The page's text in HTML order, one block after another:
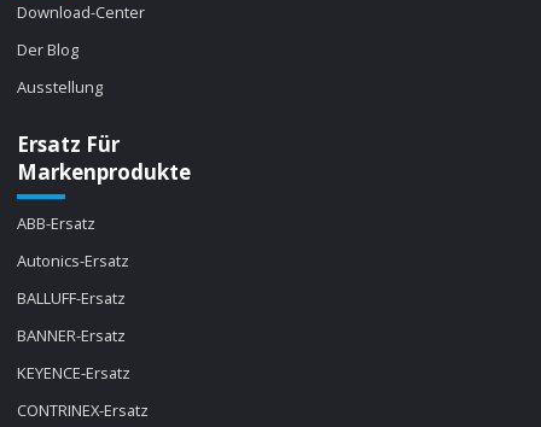
Download-Center
Der Blog
Ausstellung
Ersatz Für
Markenprodukte
ABB-Ersatz
Autonics-Ersatz
BALLUFF-Ersatz
BANNER-Ersatz
KEYENCE-Ersatz
CONTRINEX-Ersatz